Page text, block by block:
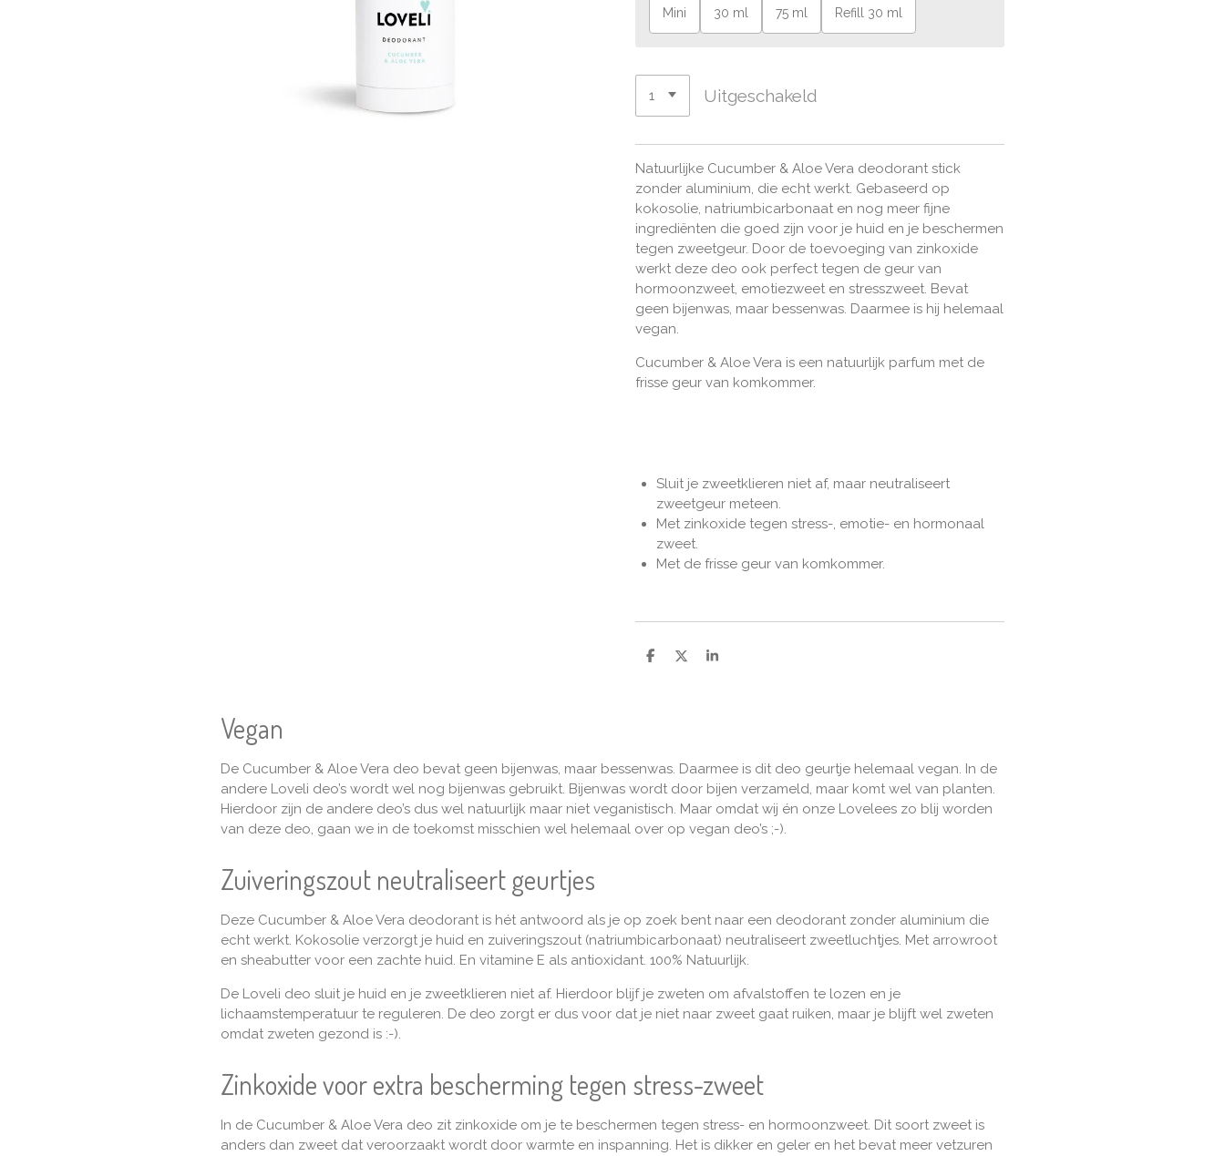
Mini 30 ml 75 ml Refill 30 ml
Uitgeschakeld
Natuurlijke Cucumber & Aloe Vera deodorant stick
zonder aluminium, die echt werkt. Gebaseerd op
kokosolie, natriumbicarbonaat en nog meer fijne
ingrediënten die goed zijn voor je huid en je beschermen
tegen zweetgeur. Door de toevoeging van zinkoxide
werkt deze deo ook perfect tegen de geur van
hormoonzweet, emotiezweet en stresszweet. Bevat
geen bijenwas, maar bessenwas. Daarmee is hij helemaal
vegan.
Cucumber & Aloe Vera is een natuurlijk parfum met de
frisse geur van komkommer.
Sluit je zweetklieren niet af, maar neutraliseert
zweetgeur meteen.
Met zinkoxide tegen stress-, emotie- en hormonaal
zweet.
Met de frisse geur van komkommer.
D
D
S
Vegan
De Cucumber & Aloe Vera deo bevat geen bijenwas, maar bessenwas. Daarmee is dit deo geurtje helemaal vegan. In de
andere Loveli deo’s wordt wel nog bijenwas gebruikt. Bijenwas wordt door bijen verzameld, maar komt wel van planten.
Hierdoor zijn de andere deo’s dus wel natuurlijk maar niet veganistisch. Maar omdat wij én onze Lovelees zo blij worden
van deze deo, gaan we in de toekomst misschien wel helemaal over op vegan deo’s ;-).
Zuiveringszout neutraliseert geurtjes
Deze Cucumber & Aloe Vera deodorant is hét antwoord als je op zoek bent naar een deodorant zonder aluminium die
echt werkt. Kokosolie verzorgt je huid en zuiveringszout (natriumbicarbonaat) neutraliseert zweetluchtjes. Met arrowroot
en sheabutter voor een zachte huid. En vitamine E als antioxidant. 100% Natuurlijk.
De Loveli deo sluit je huid en je zweetklieren niet af. Hierdoor blijf je zweten om afvalstoffen te lozen en je
lichaamstemperatuur te reguleren. De deo zorgt er dus voor dat je niet naar zweet gaat ruiken, maar je blijft wel zweten
omdat zweten gezond is :-).
Zinkoxide voor extra bescherming tegen stress-zweet
In de Cucumber & Aloe Vera deo zit zinkoxide om je te beschermen tegen stress- en hormoonzweet. Dit soort zweet is
anders dan zweet dat veroorzaakt wordt door warmte en inspanning. Het is dikker en geler en het bevat meer vetzuren